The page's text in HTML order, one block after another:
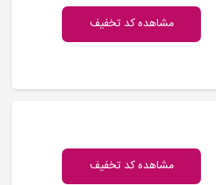
مشاهده کد تخفیف
مشاهده کد تخفیف